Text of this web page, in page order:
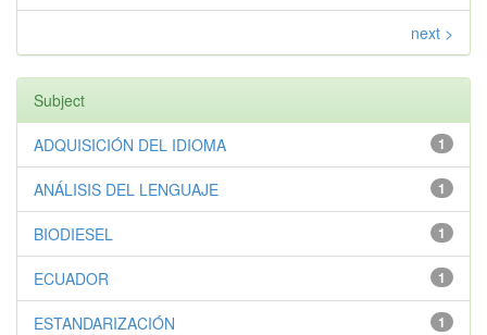
next >
Subject
1
ADQUISICIÓN DEL IDIOMA
1
ANÁLISIS DEL LENGUAJE
1
BIODIESEL
1
ECUADOR
1
ESTANDARIZACIÓN